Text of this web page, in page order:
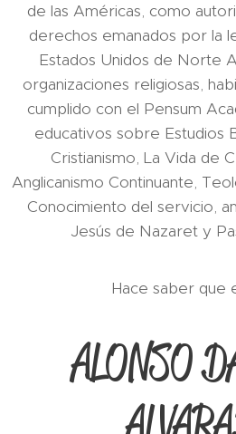
de las Américas, como
derechos emanados por la
Estados Unidos de Norte
organizaciones religiosas,
cumplido con el Pensum
educativos sobre Estudios
Cristianismo, La Vida de
Anglicanismo Continuante,
Conocimiento del servicio,
Jesús de Nazaret y
Hace saber que
ALONSO